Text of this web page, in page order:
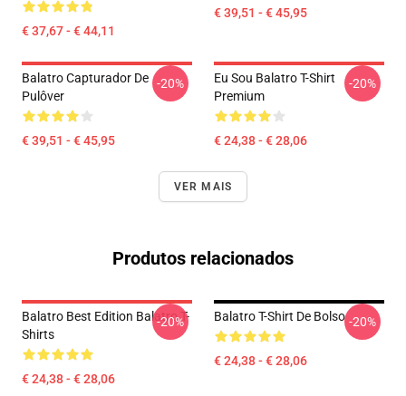
€ 37,67 - € 44,11
€ 39,51 - € 45,95
Balatro Capturador De
Pulôver
€ 39,51 - € 45,95
-20%
Eu Sou Balatro T-Shirt
Premium
€ 24,38 - € 28,06
-20%
VER MAIS
Produtos relacionados
Balatro Best Edition Balatro T-
Shirts
€ 24,38 - € 28,06
-20% Balatro T-Shirt De Bolso
€ 24,38 - € 28,06
-20%